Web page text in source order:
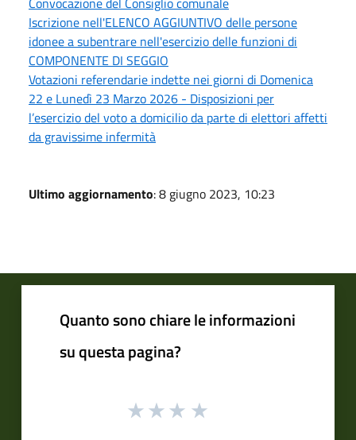
Iscrizione nell'ELENCO AGGIUNTIVO delle persone
idonee a subentrare nell'esercizio delle funzioni di
COMPONENTE DI SEGGIO
Votazioni referendarie indette nei giorni di Domenica
22 e Lunedì 23 Marzo 2026 - Disposizioni per
l’esercizio del voto a domicilio da parte di elettori affetti
da gravissime infermità
Ultimo aggiornamento: 8 giugno 2023, 10:23
Quanto sono chiare le informazioni
su questa pagina?